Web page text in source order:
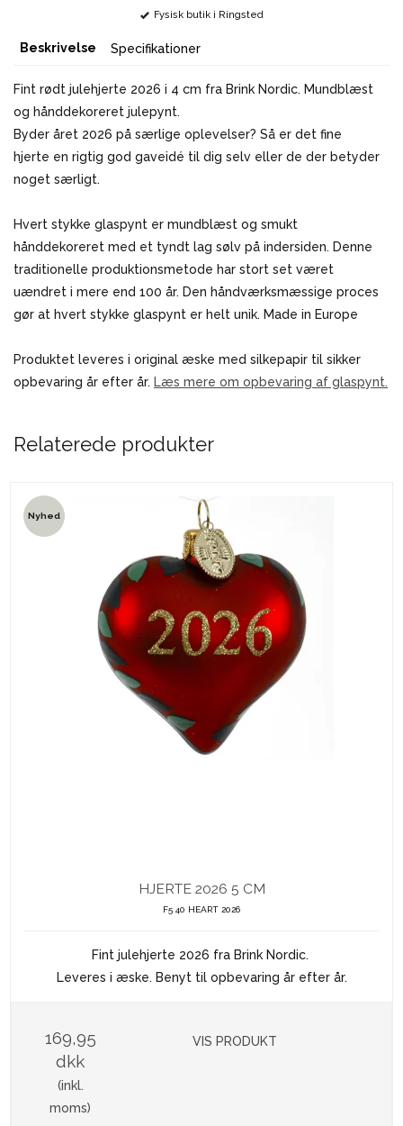
Fysisk butik i Ringsted
Beskrivelse Specifikationer
Fint rødt julehjerte 2026 i 4 cm fra Brink Nordic. Mundblæst
og hånddekoreret julepynt.
Byder året 2026 på særlige oplevelser? Så er det fine
hjerte en rigtig god gaveidé til dig selv eller de der betyder
noget særligt.
Hvert stykke glaspynt er mundblæst og smukt
hånddekoreret med et tyndt lag sølv på indersiden. Denne
traditionelle produktionsmetode har stort set været
uændret i mere end 100 år. Den håndværksmæssige proces
gør at hvert stykke glaspynt er helt unik. Made in Europe
Produktet leveres i original æske med silkepapir til sikker
opbevaring år efter år. Læs mere om opbevaring af glaspynt.
Relaterede produkter
Nyhed
HJERTE 2026 5 CM
F5 40 HEART 2026
Fint julehjerte 2026 fra Brink Nordic.
Leveres i æske. Benyt til opbevaring år efter år.
169,95
dkk
(inkl.
moms)
VIS PRODUKT